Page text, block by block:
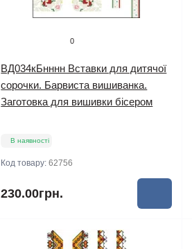
0
ВД034кБнннн Вставки для дитячої
сорочки. Барвиста вишиванка.
Заготовка для вишивки бісером
В наявності
Код товару:62756
230.00грн.